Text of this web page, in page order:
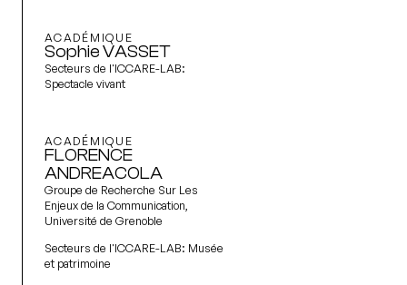
ACADÉMIQUE
Sophie VASSET
Secteurs de l'ICCARE-LAB:
Spectacle vivant
ACADÉMIQUE
FLORENCE
ANDREACOLA
Groupe de Recherche Sur Les
Enjeux de la Communication,
Université de Grenoble
Secteurs de l'ICCARE-LAB: Musée
et patrimoine